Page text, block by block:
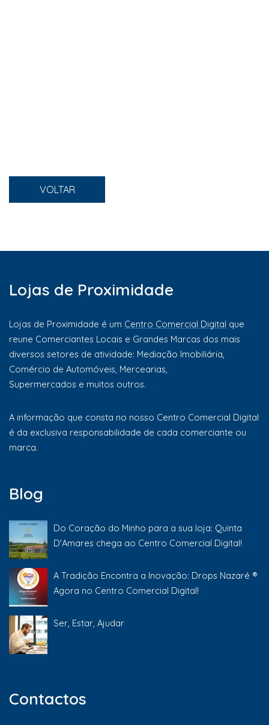
VOLTAR
Lojas de Proximidade
Lojas de Proximidade é um Centro Comercial Digital que
reune Comerciantes Locais e Grandes Marcas dos mais
diversos setores de atividade: Mediação Imobiliária,
Comércio de Automóveis, Mercearias,
Supermercados e muitos outros.
A informação que consta no nosso Centro Comercial Digital
é da exclusiva responsabilidade de cada comerciante ou
marca.
Blog
Do Coração do Minho para a sua loja: Quinta
D'Amares chega ao Centro Comercial Digital!
A Tradição Encontra a Inovação: Drops Nazaré ®
Agora no Centro Comercial Digital!
Ser, Estar, Ajudar
Contactos